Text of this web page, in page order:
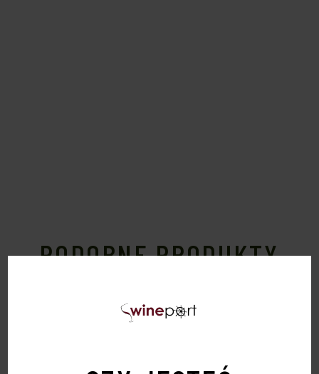
PODOBNE PRODUKTY